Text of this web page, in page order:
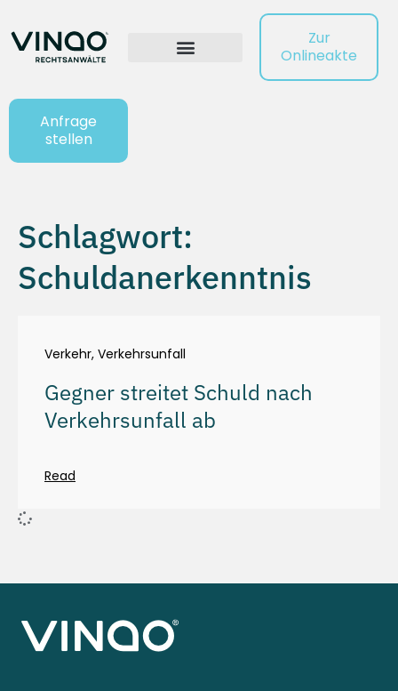
Zur
Onlineakte
Anfrage
stellen
Schlagwort:
Schuldanerkenntnis
Verkehr, Verkehrsunfall
Gegner streitet Schuld nach
Verkehrsunfall ab
Read